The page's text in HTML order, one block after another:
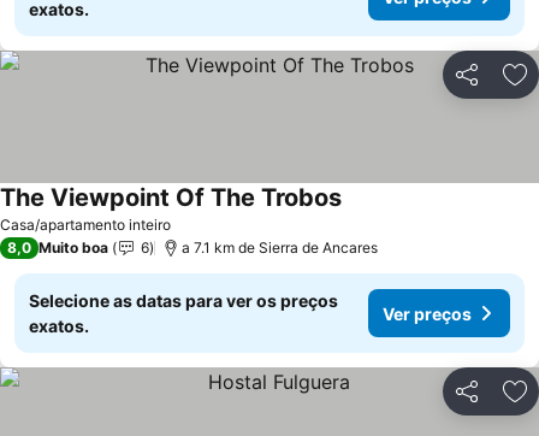
exatos.
Partilhar
Casa/apartamento inteiro
The Viewpoint Of The Trobos
8,0 Muito boa 6 a 7.1 km de Sierra de Ancares
Selecione as datas para ver os preços
exatos.
Ver preços
Partilhar